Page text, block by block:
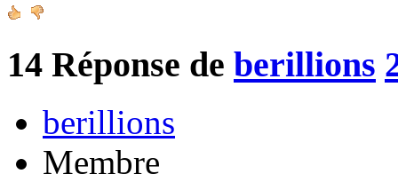
14 Réponse de berillions
berillions
Membre